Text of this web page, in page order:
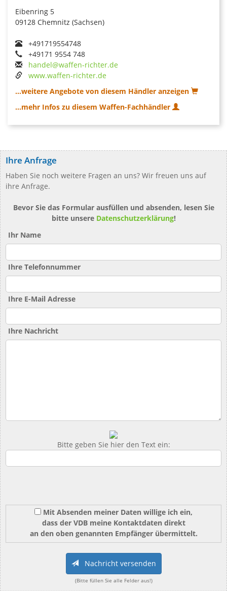
Eibenring 5
09128 Chemnitz (Sachsen)
+491719554748
+49171 9554 748
handel@waffen-richter.de
www.waffen-richter.de
...weitere Angebote von diesem Händler anzeigen
...mehr Infos zu diesem Waffen-Fachhändler
Ihre Anfrage
Haben Sie noch weitere Fragen an uns? Wir freuen uns auf
ihre Anfrage.
Bevor Sie das Formular ausfüllen und absenden, lesen Sie
bitte unsere Datenschutzerklärung!
Ihr Name
Ihre Telefonnummer
Ihre E-Mail Adresse
Ihre Nachricht
Bitte geben Sie hier den Text ein:
Mit Absenden meiner Daten willige ich ein,
dass der VDB meine Kontaktdaten direkt
an den oben genannten Empfänger übermittelt.
Nachricht versenden
(Bitte füllen Sie alle Felder aus!)